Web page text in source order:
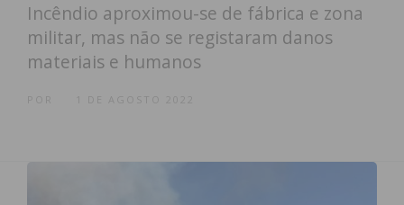
Incêndio aproximou-se de fábrica e zona
militar, mas não se registaram danos
materiais e humanos
1 DE AGOSTO 2022